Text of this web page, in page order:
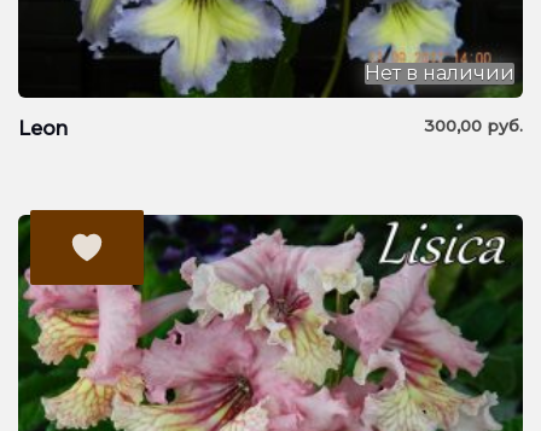
Leon 300,00 руб.
Нет в наличии